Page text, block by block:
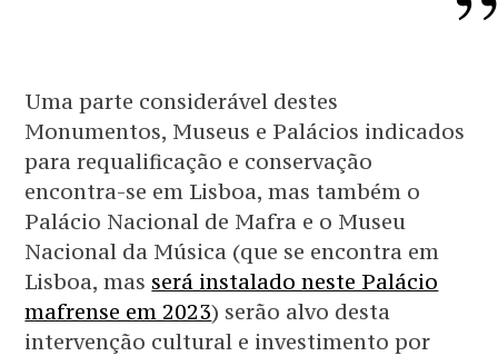
Uma parte considerável destes
Monumentos, Museus e Palácios indicados
para requalificação e conservação
encontra-se em Lisboa, mas também o
Palácio Nacional de Mafra e o Museu
Nacional da Música (que se encontra em
Lisboa, mas será instalado neste Palácio
mafrense em 2023) serão alvo desta
intervenção cultural e investimento por